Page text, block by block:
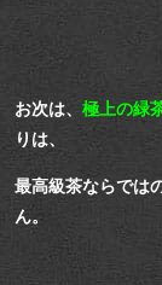
お次は、 極上の緑
りは、
最高級茶ならでは
ん。